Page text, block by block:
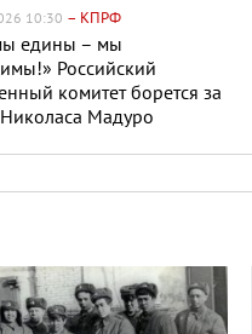
10:30 – КПРФ
едины – мы
Российский
комитет борется за
Мадуро